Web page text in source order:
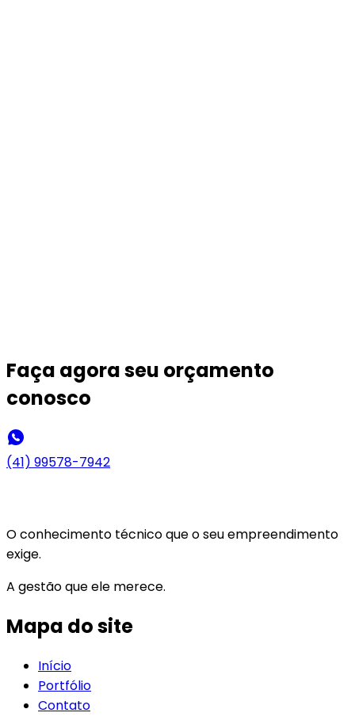
Faça agora seu orçamento
conosco
(41) 99578-7942
O conhecimento técnico que o seu empreendimento
exige.
A gestão que ele merece.
Mapa do site
Início
Portfólio
Contato